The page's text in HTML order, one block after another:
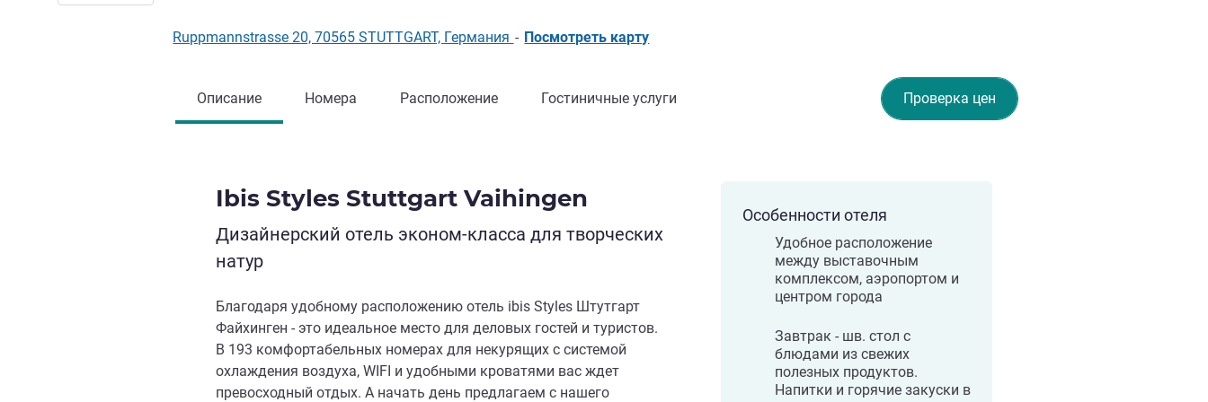
Ruppmannstrasse 20, 70565 STUTTGART, Германия - Посмотреть карту
Проверка цен
Описание Номера Расположение Гостиничные услуги
Ibis Styles Stuttgart Vaihingen
Дизайнерский отель эконом-класса для творческих
натур
Благодаря удобному расположению отель ibis Styles Штутгарт
Файхинген - это идеальное место для деловых гостей и туристов.
В 193 комфортабельных номерах для некурящих с системой
охлаждения воздуха, WIFI и удобными кроватями вас ждет
превосходный отдых. А начать день предлагаем с нашего
Особенности отеля
Удобное расположение
между выставочным
комплексом, аэропортом и
центром города
Завтрак - шв. стол с
блюдами из свежих
полезных продуктов.
Напитки и горячие закуски в